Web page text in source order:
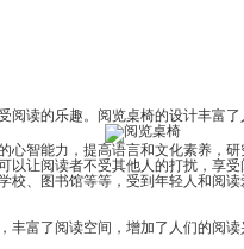
读的乐趣。阅览桌椅的设计丰富
，提高语言和文化素养
以让阅读者不受其他人的打扰
、图书馆等等，受到年轻人和
丰富了阅读空间，增加了人们的阅读兴